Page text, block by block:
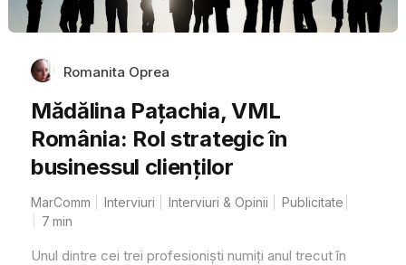
Romanita Oprea
Mădălina Pațachia, VML
România: Rol strategic în
businessul clienților
MarComm Interviuri Interviuri & Opinii
Publicitate
7 min
Unul dintre cei trei profesioniști numiți anul trecut în